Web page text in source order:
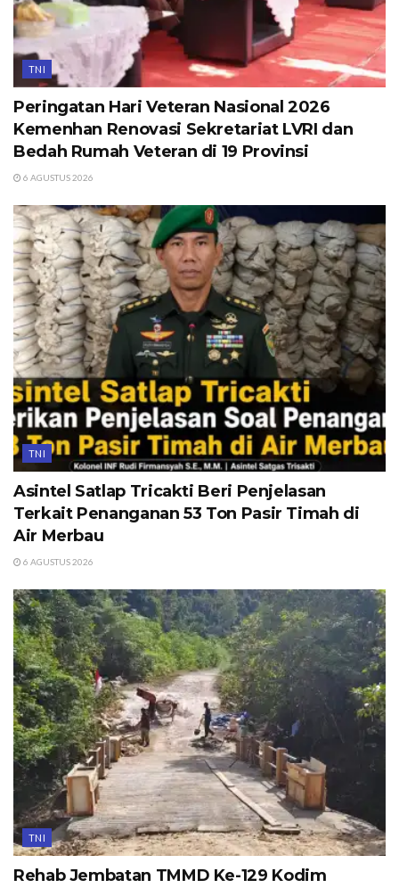
TNI
Peringatan Hari Veteran Nasional 2026
Kemenhan Renovasi Sekretariat LVRI dan
Bedah Rumah Veteran di 19 Provinsi
6 AGUSTUS 2026
TNI
Asintel Satlap Tricakti Beri Penjelasan
Terkait Penanganan 53 Ton Pasir Timah di
Air Merbau
6 AGUSTUS 2026
TNI
Rehab Jembatan TMMD Ke-129 Kodim